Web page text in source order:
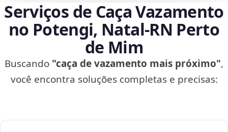
Serviços de Caça Vazamento
no Potengi, Natal‑RN Perto
de Mim
Buscando "caça de vazamento mais próximo",
você encontra soluções completas e precisas: